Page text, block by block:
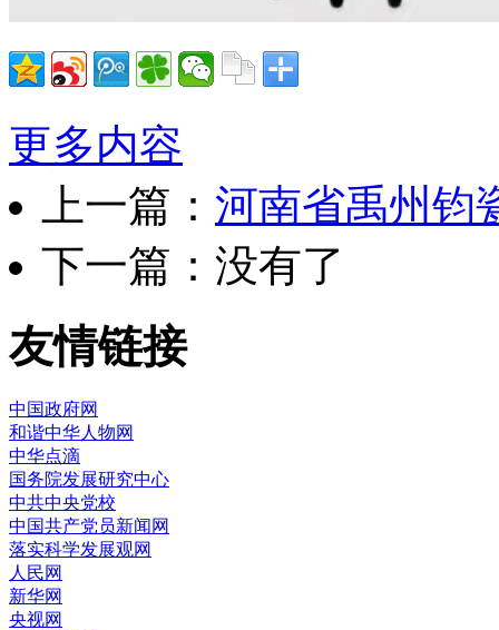
更多内容
上一篇： 河南省禹州钧
下一篇：没有了
友情链接
中国政府网
和谐中华人物网
中华点滴
国务院发展研究中心
中共中央党校
中国共产党员新闻网
落实科学发展观网
人民网
新华网
央视网